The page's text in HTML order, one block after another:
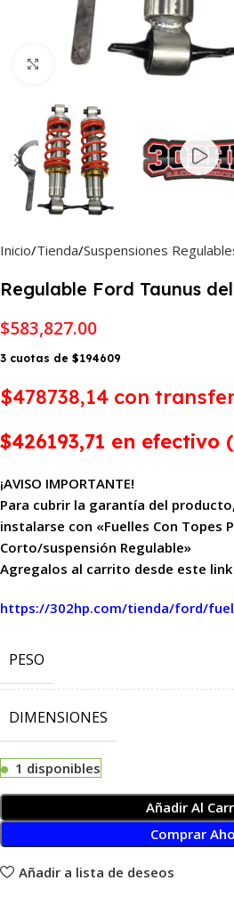
Haga Click para agrandar
Inicio Tienda Suspensiones
Regulable Ford Taunus
$583,827.00
3 cuotas de $194609
$478738,14 con
$426193,71 en
¡AVISO IMPORTANTE!
Para cubrir la garantía del
instalarse con «Fuelles Con Topes
Corto/suspensión Regulable»
Agregalos al carrito desde este
https://302hp.com/tienda/ford/
PESO
DIMENSIONES
1 disponibles
Añadir Al
Comprar
Añadir a lista de deseos